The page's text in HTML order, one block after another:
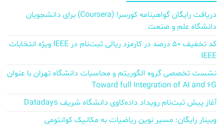
دریافت رایگان گواهینامه کورسرا (Coursera) برای دانشجویان
دانشگاه علم و صنعت
کد تخفیف ۵۰ درصد در کارمزد ریالی ثبت‌نام در IEEE ویژه انتخابات
IEEE
نشست تخصصی گروه الگوریتم و محاسبات دانشگاه تهران با عنوان
Toward full Integration of AI and 6G
آغاز پیش‌ ثبت‌نام رویداد داده‌کاوی دانشگاه شریف Datadays
وبینار رایگان: مسیر نوین ریاضیات به مکانیک کوانتومی